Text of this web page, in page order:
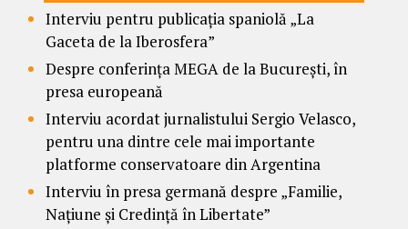
Interviu pentru publicația spaniolă „La
Gaceta de la Iberosfera”
Despre conferința MEGA de la București, în
presa europeană
Interviu acordat jurnalistului Sergio Velasco,
pentru una dintre cele mai importante
platforme conservatoare din Argentina
Interviu în presa germană despre „Familie,
Națiune și Credință în Libertate”